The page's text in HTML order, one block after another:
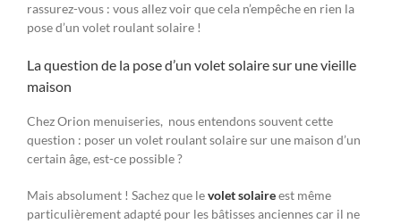
rassurez-vous : vous allez voir que cela n’empêche en rien la
pose d’un volet roulant solaire !
La question de la pose d’un volet solaire sur une vieille
maison
Chez Orion menuiseries, nous entendons souvent cette
question : poser un volet roulant solaire sur une maison d’un
certain âge, est-ce possible ?
Mais absolument ! Sachez que levolet solaireest même
particulièrement adapté pour les bâtisses anciennes car il ne